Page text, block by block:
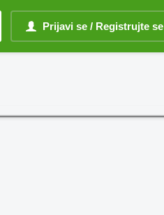
Prijavi se / Registrujte se